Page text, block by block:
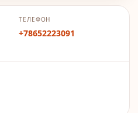
ТЕЛЕФОН
+78652223091